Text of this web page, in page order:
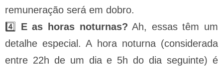
remuneração será em dobro.
4️⃣ E as horas noturnas? Ah, essas têm um
detalhe especial. A hora noturna (considerada
entre 22h de um dia e 5h do dia seguinte) é